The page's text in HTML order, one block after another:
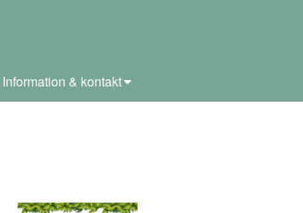
Information & kontakt